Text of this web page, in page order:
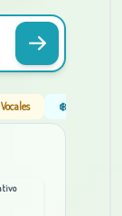
❄️ Invierno